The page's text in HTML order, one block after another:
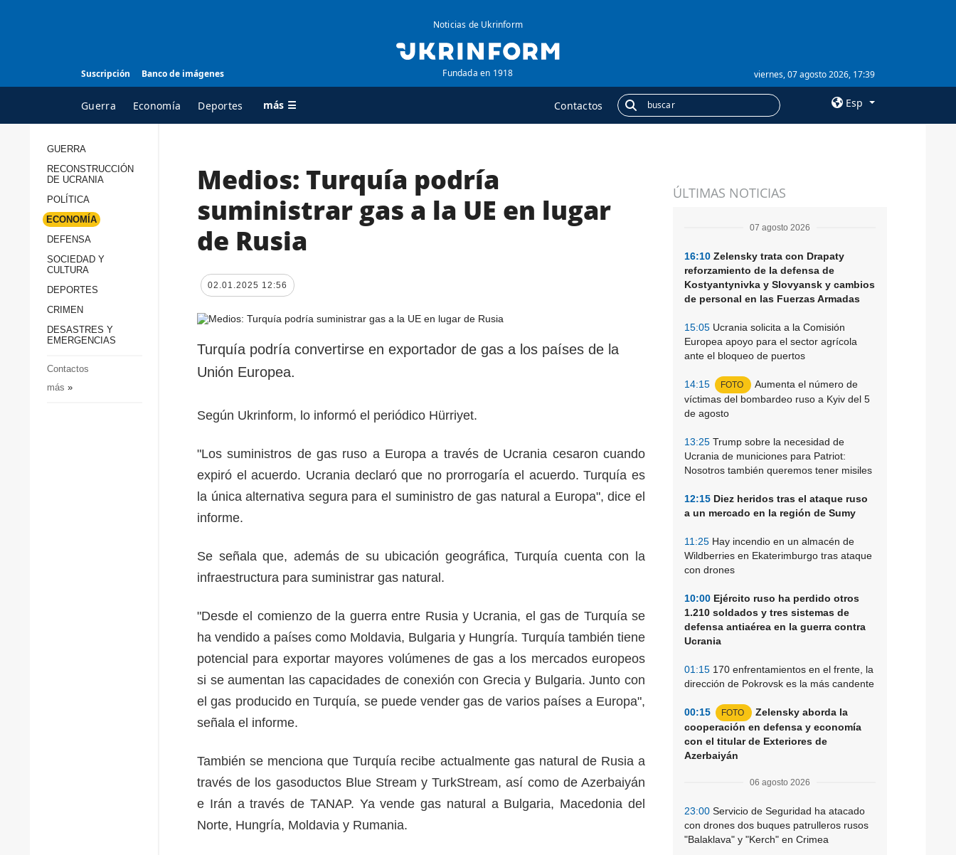
Suscripción Banco de imágenes
Noticias de Ukrinform
Fundada en 1918 viernes, 07 agosto 2026, 17:39
Guerra Economía Deportes más ☰ Contactos Esp
TODAS LAS
Reconstrucción de
Sociedad y Cultura
Desastres y emergencias
AGENCIA
sobre la agencia
contacto
protección de datos
Podcasts
Publicaciones
Suscripción
GUERRA
RECONSTRUCCIÓN
DE UCRANIA
POLÍTICA
ECONOMÍA
DEFENSA
SOCIEDAD Y
CULTURA
DEPORTES
CRIMEN
DESASTRES Y
EMERGENCIAS
Contactos
más »
ÚLTIMAS NOTICIAS
07 agosto 2026
16:10 Zelensky trata con Drapaty
reforzamiento de la defensa de
Kostyantynivka y Slovyansk y cambios
de personal en las Fuerzas Armadas
15:05 Ucrania solicita a la Comisión
Europea apoyo para el sector agrícola
ante el bloqueo de puertos
14:15 FOTO
Aumenta el número de
víctimas del bombardeo ruso a Kyiv del 5
de agosto
13:25 Trump sobre la necesidad de
Ucrania de municiones para Patriot:
Nosotros también queremos tener misiles
12:15 Diez heridos tras el ataque ruso
a un mercado en la región de Sumy
11:25 Hay incendio en un almacén de
Wildberries en Ekaterimburgo tras ataque
con drones
10:00 Ejército ruso ha perdido otros
1.210 soldados y tres sistemas de
defensa antiaérea en la guerra contra
Ucrania
01:15 170 enfrentamientos en el frente, la
dirección de Pokrovsk es la más candente
00:15 FOTO
Zelensky aborda la
cooperación en defensa y economía
con el titular de Exteriores de
Azerbaiyán
06 agosto 2026
23:00 Servicio de Seguridad ha atacado
con drones dos buques patrulleros rusos
"Balaklava" y "Kerch" en Crimea
Medios: Turquía podría
suministrar gas a la UE en lugar
de Rusia
02.01.2025 12:56
Turquía podría convertirse en exportador de gas a los países de la
Unión Europea.
Según Ukrinform, lo informó el periódico Hürriyet.
"Los suministros de gas ruso a Europa a través de Ucrania cesaron cuando
expiró el acuerdo. Ucrania declaró que no prorrogaría el acuerdo. Turquía es
la única alternativa segura para el suministro de gas natural a Europa", dice el
informe.
Se señala que, además de su ubicación geográfica, Turquía cuenta con la
infraestructura para suministrar gas natural.
"Desde el comienzo de la guerra entre Rusia y Ucrania, el gas de Turquía se
ha vendido a países como Moldavia, Bulgaria y Hungría. Turquía también tiene
potencial para exportar mayores volúmenes de gas a los mercados europeos
si se aumentan las capacidades de conexión con Grecia y Bulgaria. Junto con
el gas producido en Turquía, se puede vender gas de varios países a Europa",
señala el informe.
También se menciona que Turquía recibe actualmente gas natural de Rusia a
través de los gasoductos Blue Stream y TurkStream, así como de Azerbaiyán
e Irán a través de TANAP. Ya vende gas natural a Bulgaria, Macedonia del
Norte, Hungría, Moldavia y Rumania.